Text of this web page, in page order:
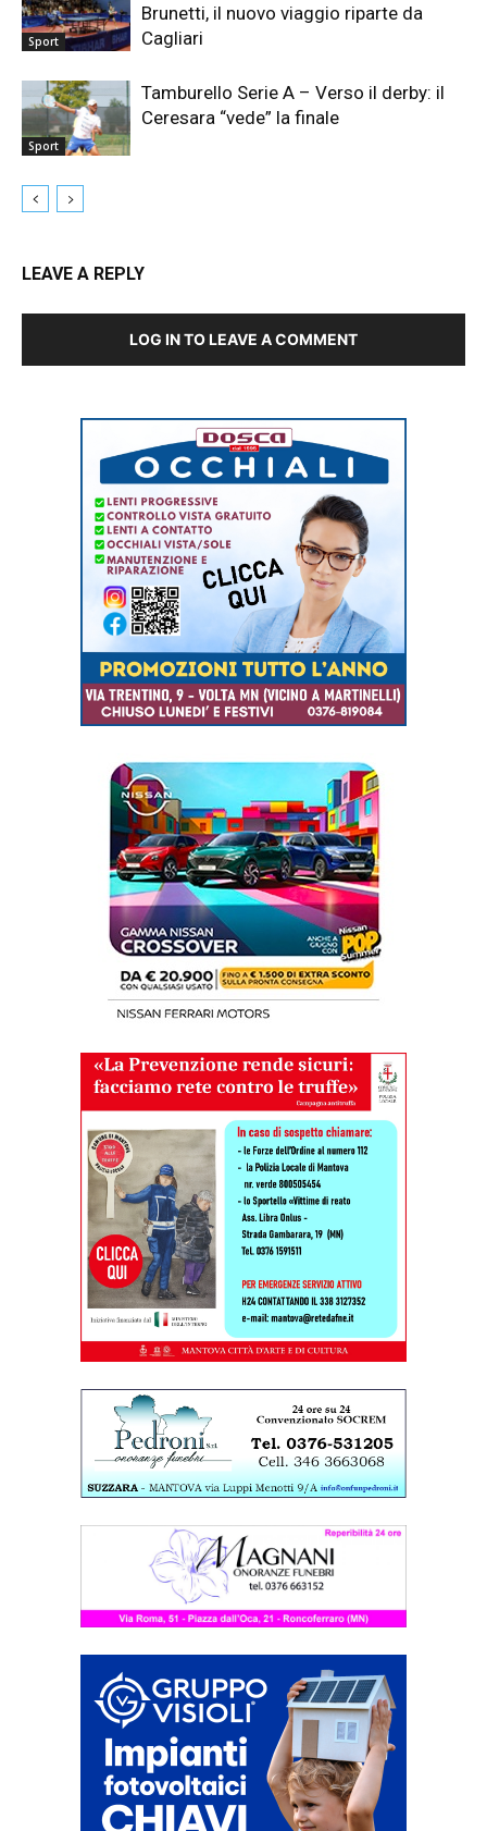
Sport
Brunetti, il nuovo viaggio riparte da
Cagliari
Sport
Tamburello Serie A – Verso il derby: il
Ceresara “vede” la finale
LEAVE A REPLY
LOG IN TO LEAVE A COMMENT